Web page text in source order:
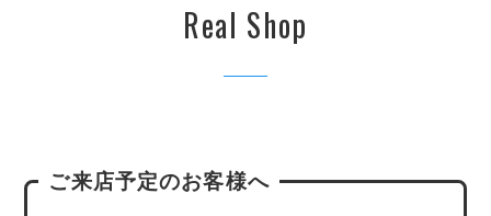
Real Shop
ご来店予定のお客様へ